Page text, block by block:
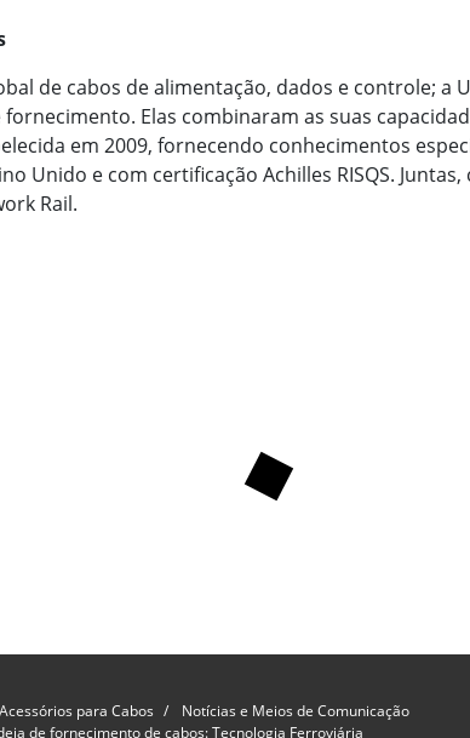
de cabos de alimentação, dados e controle; a
Elas combinaram as suas
em 2009, fornecendo conhecimentos
Unido e com certificação Achilles RISQS.
Rail.
para Cabos
Notícias e Meios de Comunicação
de fornecimento de cabos: Tecnologia Ferroviária